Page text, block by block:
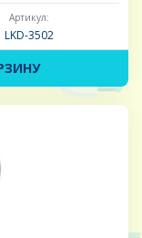
Артикул:
LKD-3502